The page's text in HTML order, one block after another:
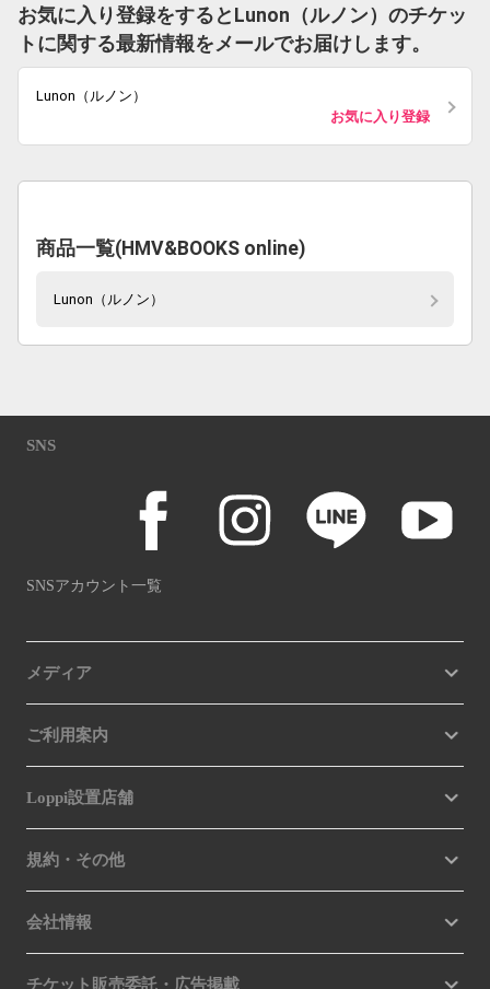
お気に入り登録をするとLunon（ルノン）のチケッ
トに関する最新情報をメールでお届けします。
Lunon（ルノン）
お気に入り登録
商品一覧(HMV&BOOKS online)
Lunon（ルノン）
SNS
SNSアカウント一覧
メディア
ご利用案内
Loppi設置店舗
規約・その他
会社情報
チケット販売委託・広告掲載